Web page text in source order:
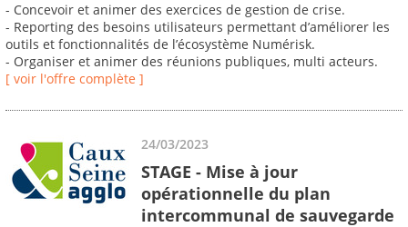
- Concevoir et animer des exercices de gestion de crise.
- Reporting des besoins utilisateurs permettant d’améliorer les
outils et fonctionnalités de l’écosystème Numérisk.
- Organiser et animer des réunions publiques, multi acteurs.
[ voir l'offre complète ]
24/03/2023
STAGE - Mise à jour
opérationnelle du plan
intercommunal de sauvegarde